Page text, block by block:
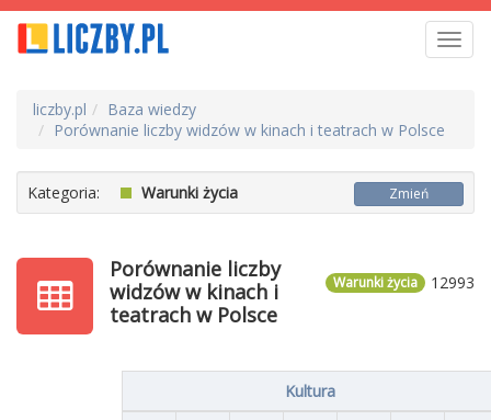
liczby.pl
Baza wiedzy
Porównanie liczby widzów w kinach i teatrach w Polsce
Kategoria: Warunki życia Zmień
12993
Warunki życia
Porównanie liczby
widzów w kinach i
teatrach w Polsce
Kultura